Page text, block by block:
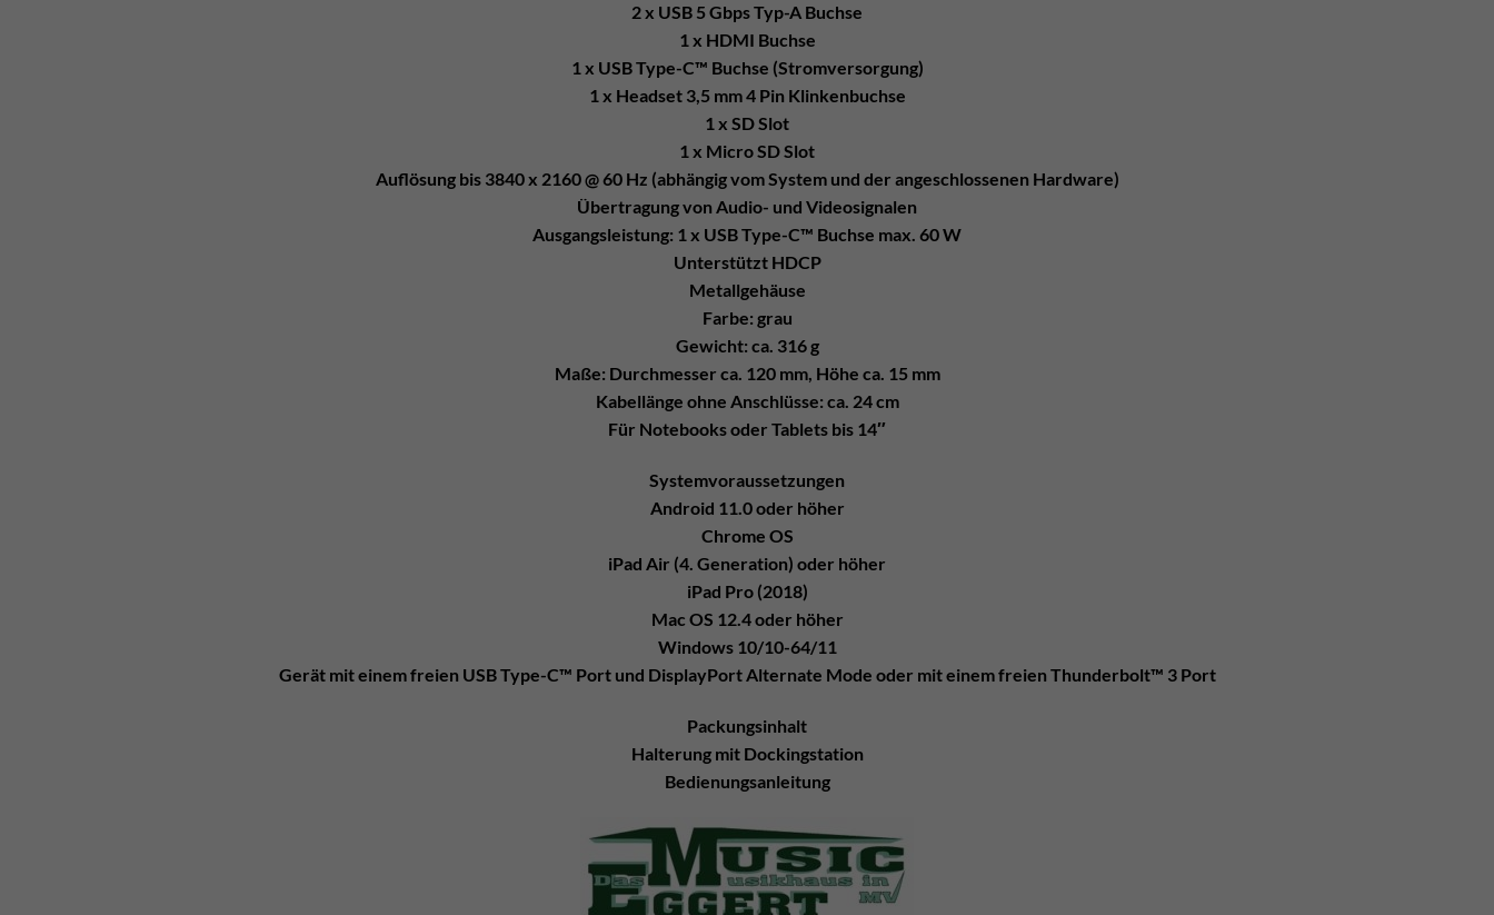
2 x USB 5 Gbps Typ-A Buchse
1 x HDMI Buchse
1 x USB Type-C™ Buchse (Stromversorgung)
1 x Headset 3,5 mm 4 Pin Klinkenbuchse
1 x SD Slot
1 x Micro SD Slot
Auflösung bis 3840 x 2160 @ 60 Hz (abhängig vom System und der angeschlossenen Hardware)
Übertragung von Audio- und Videosignalen
Ausgangsleistung: 1 x USB Type-C™ Buchse max. 60 W
Unterstützt HDCP
Metallgehäuse
Farbe: grau
Gewicht: ca. 316 g
Maße: Durchmesser ca. 120 mm, Höhe ca. 15 mm
Kabellänge ohne Anschlüsse: ca. 24 cm
Für Notebooks oder Tablets bis 14″
Systemvoraussetzungen
Android 11.0 oder höher
Chrome OS
iPad Air (4. Generation) oder höher
iPad Pro (2018)
Mac OS 12.4 oder höher
Windows 10/10-64/11
Gerät mit einem freien USB Type-C™ Port und DisplayPort Alternate Mode oder mit einem freien Thunderbolt™ 3 Port
Packungsinhalt
Halterung mit Dockingstation
Bedienungsanleitung